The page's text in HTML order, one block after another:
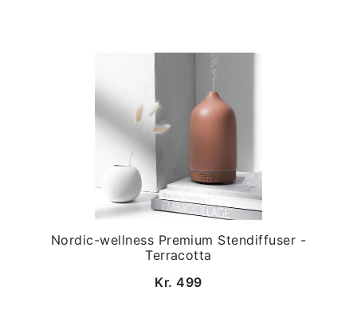
Nordic-wellness Premium Stendiffuser -
Terracotta
Kr. 499